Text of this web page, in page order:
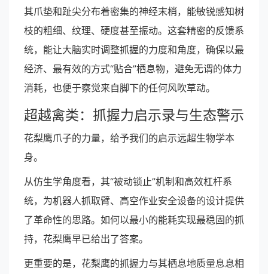
其爪垫和趾尖分布着密集的神经末梢，能敏锐感知树
枝的粗细、纹理、硬度甚至振动。这套精密的反馈系
统，能让大脑实时调整抓握的力度和角度，确保以最
经济、最有效的方式“贴合”栖息物，避免无谓的体力
消耗，也便于察觉来自脚下的任何风吹草动。
超越禽类：抓握力启示录与生态警示
花梨鹰爪子的力量，给予我们的启示远超生物学本
身。
从仿生学角度看，其“被动锁止”机制和高效杠杆系
统，为机器人抓取臂、高空作业安全设备的设计提供
了革命性的思路。如何以最小的能耗实现最稳固的抓
持，花梨鹰早已给出了答案。
更重要的是，花梨鹰的抓握力与其栖息地质量息息相